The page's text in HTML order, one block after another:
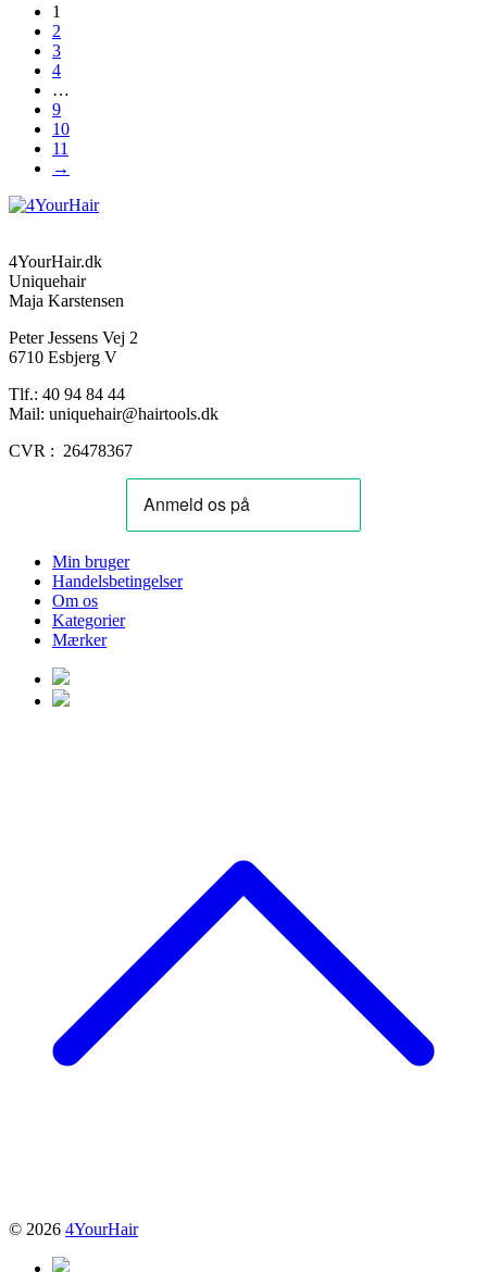
1
2
3
4
…
9
10
11
→
4YourHair.dk
Uniquehair
Maja Karstensen
Peter Jessens Vej 2
6710 Esbjerg V
Tlf.: 40 94 84 44
Mail: uniquehair@hairtools.dk
CVR : 26478367
Min bruger
Handelsbetingelser
Om os
Kategorier
Mærker
© 2026 4YourHair